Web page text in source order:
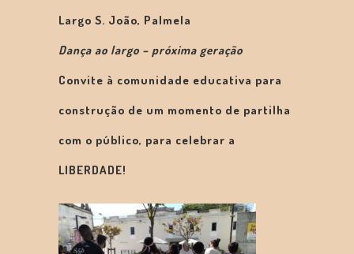
Largo S. João, Palmela
Dança ao largo – próxima geração
Convite à comunidade educativa para
construção de um momento de partilha
com o público, para celebrar a
LIBERDADE!